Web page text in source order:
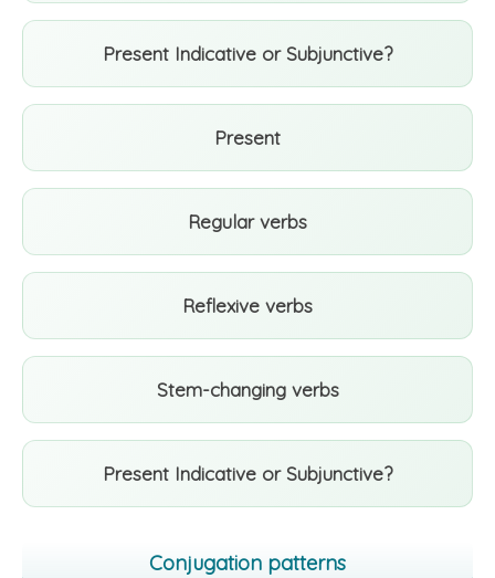
Present Indicative or Subjunctive?
Present
Regular verbs
Reflexive verbs
Stem-changing verbs
Present Indicative or Subjunctive?
Conjugation patterns